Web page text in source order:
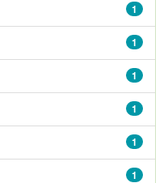
1
1
1
1
1
1